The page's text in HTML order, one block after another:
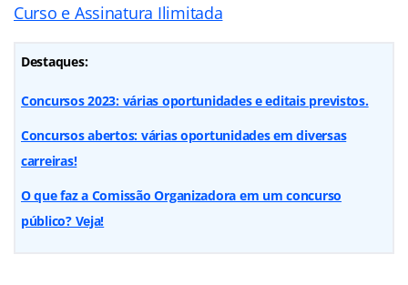
Curso e Assinatura Ilimitada
Destaques:
Concursos 2023: várias oportunidades e editais previstos.
Concursos abertos: várias oportunidades em diversas
carreiras!
O que faz a Comissão Organizadora em um concurso
público? Veja!